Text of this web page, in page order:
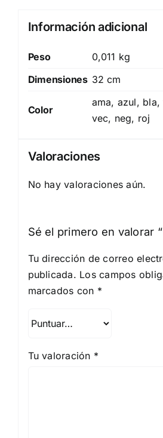
Información adicional
Peso
0,011 kg
Dimensiones 32 cm
Color
ama, azul,
vec, neg, roj
Valoraciones
No hay valoraciones aún.
Sé el primero en valorar
Tu dirección de correo
publicada. Los campos
marcados con *
Tu valoración *